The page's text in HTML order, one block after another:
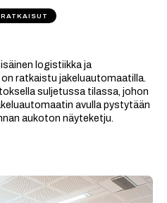
logistiikka ja
ratkaistu jakeluautomaatilla.
suljetussa tilassa, johon
avulla pystytään
aukoton näyteketju.